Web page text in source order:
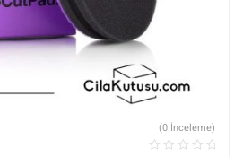
(0 İnceleme)